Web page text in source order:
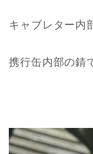
キャブレター内
携行缶内部の錆